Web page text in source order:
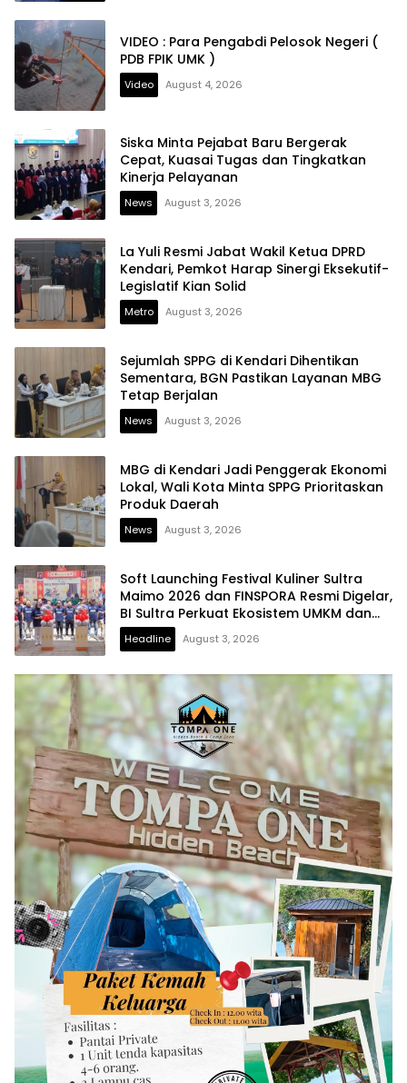
VIDEO : Para Pengabdi Pelosok Negeri (
PDB FPIK UMK )
Video August 4, 2026
Siska Minta Pejabat Baru Bergerak
Cepat, Kuasai Tugas dan Tingkatkan
Kinerja Pelayanan
News August 3, 2026
La Yuli Resmi Jabat Wakil Ketua DPRD
Kendari, Pemkot Harap Sinergi Eksekutif-
Legislatif Kian Solid
Metro August 3, 2026
Sejumlah SPPG di Kendari Dihentikan
Sementara, BGN Pastikan Layanan MBG
Tetap Berjalan
News August 3, 2026
MBG di Kendari Jadi Penggerak Ekonomi
Lokal, Wali Kota Minta SPPG Prioritaskan
Produk Daerah
News August 3, 2026
Soft Launching Festival Kuliner Sultra
Maimo 2026 dan FINSPORA Resmi Digelar,
BI Sultra Perkuat Ekosistem UMKM dan
Digitalisasi Ekonomi
Headline August 3, 2026